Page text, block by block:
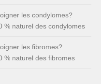
les condylomes?
% naturel des condylomes
les fibromes?
% naturel des fibromes